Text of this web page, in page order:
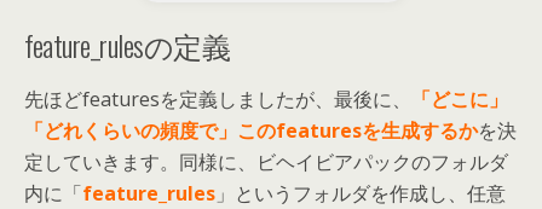
feature_rulesの定義
先ほどfeaturesを定義しましたが、最後に、
「どこに」
「どれくらいの頻度で」このfeaturesを生成するかを決
定していきます。同様に、ビヘイビアパックのフォルダ
内に「feature_rules 」というフォルダを作成し、任意